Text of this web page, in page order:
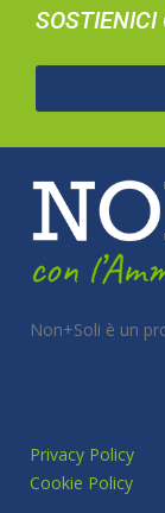
Non+Soli è un
Privacy Policy
Cookie Policy